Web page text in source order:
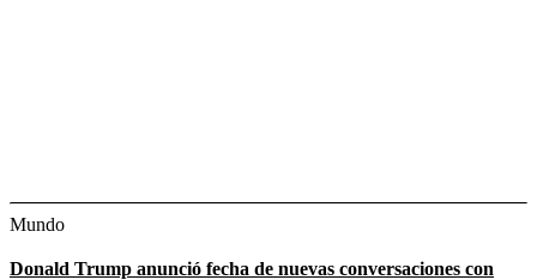
Mundo
Donald Trump anunció fecha de nuevas conversaciones con